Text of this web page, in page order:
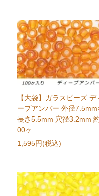
【大袋】ガラスビーズ デ
ープアンバー 外径
長さ5.5mm 穴径3.2mm
00ヶ
1,595円(税込)